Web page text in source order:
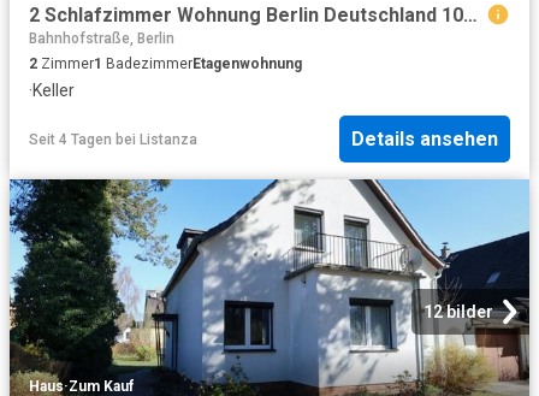
2 Schlafzimmer Wohnung Berlin Deutschland 104806216
Bahnhofstraße, Berlin
2 Zimmer1 BadezimmerEtagenwohnung
·Keller
Seit 4 Tagen bei Listanza Details ansehen
12 bilder
Haus·Zum Kauf